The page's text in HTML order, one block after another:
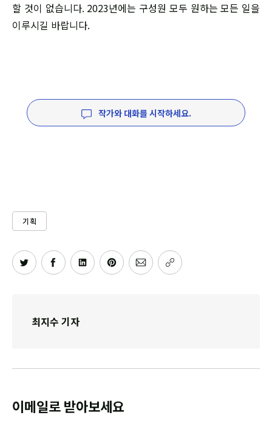
할 것이 없습니다. 2023년에는 구성원 모두 원하는 모든 일을
이루시길 바랍니다.
작가와 대화를 시작하세요.
기획
최지수 기자
이메일로 받아보세요